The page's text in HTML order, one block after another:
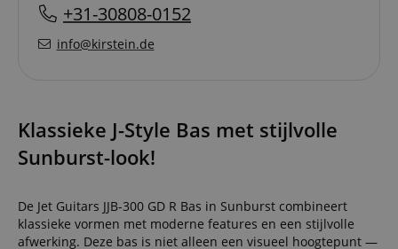
+31-30808-0152
info@kirstein.de
Klassieke J-Style Bas met stijlvolle
Sunburst-look!
De Jet Guitars JJB-300 GD R Bas in Sunburst combineert
klassieke vormen met moderne features en een stijlvolle
afwerking. Deze bas is niet alleen een visueel hoogtepunt —